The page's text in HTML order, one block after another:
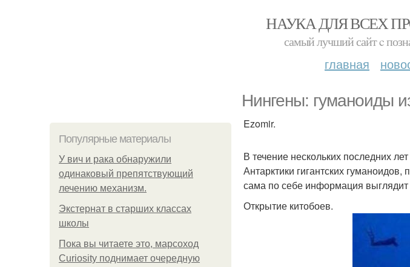
НАУКА ДЛЯ ВСЕХ
самый лучший сайт c
главная
Нингены: гуманоиды
Популярные материалы
У вич и рака обнаружили
одинаковый препятствующий
лечению механизм.
Экстернат в старших классах
школы
Пока вы читаете это, марсоход
Curiosity поднимает очередную
Ezomir.
В течение нескольких последних
Антарктики гигантских
сама по себе информация
Открытие китобоев.